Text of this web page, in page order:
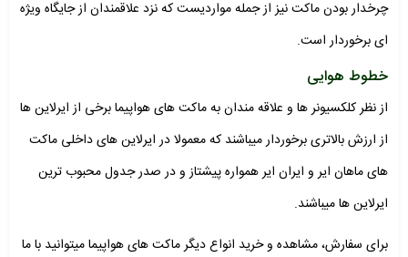
چرخدار بودن ماکت نیز از جمله مواردیست که نزد علاقمندان از جایگاه ویژه
ای برخوردار است.
خطوط هوایی
از نظر کلکسیونر ها و علاقه مندان به ماکت های هواپیما برخی از ایرلاین ها
از ارزش بالاتری برخوردار میباشند که معمولا در ایرلاین های داخلی ماکت
های ماهان ایر و ایران ایر همواره پیشتاز و در صدر جدول محبوب ترین
ایرلاین ها میباشند.
برای سفارش، مشاهده و خرید انواع دیگر ماکت های هواپیما میتوانید با ما